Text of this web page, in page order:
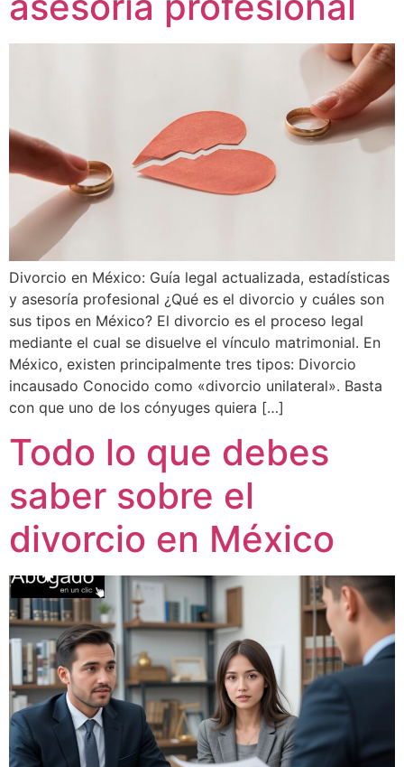
Divorcio en México: Guía legal actualizada, estadísticas
y asesoría profesional ¿Qué es el divorcio y cuáles son
sus tipos en México? El divorcio es el proceso legal
mediante el cual se disuelve el vínculo matrimonial. En
México, existen principalmente tres tipos: Divorcio
incausado Conocido como «divorcio unilateral». Basta
con que uno de los cónyuges quiera […]
Todo lo que debes
saber sobre el
divorcio en México